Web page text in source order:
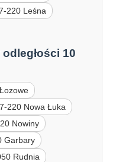
220 Leśna
10
220 Nowa Łuka
Nowiny
Garbary
Rudnia